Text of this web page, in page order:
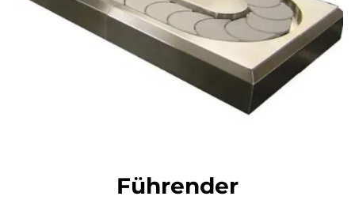
Führender